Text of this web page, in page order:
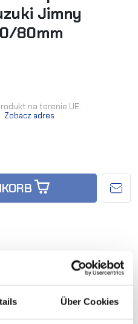
Über Cookies
Jimny
80mm
na terenie UE:
Zobacz adres
welches Produkt